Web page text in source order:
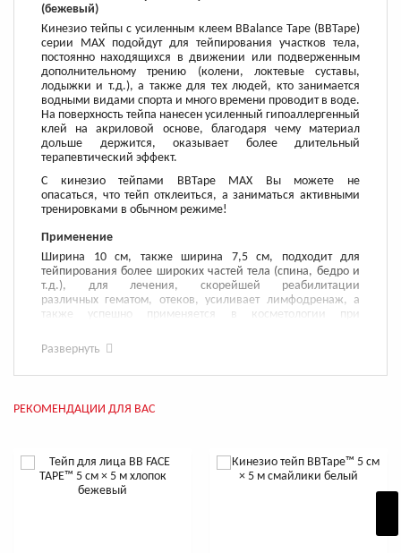
(бежевый)
Кинезио тейпы с усиленным клеем BBalance Tape (BBTape)
серии MAX подойдут для тейпирования участков тела,
постоянно находящихся в движении или подверженным
дополнительному трению (колени, локтевые суставы,
лодыжки и т.д.), а также для тех людей, кто занимается
водными видами спорта и много времени проводит в воде.
На поверхность тейпа нанесен усиленный гипоаллергенный
клей на акриловой основе, благодаря чему материал
дольше держится, оказывает более длительный
терапевтический эффект.
С кинезио тейпами BBTape MAX Вы можете не
опасаться, что тейп отклеиться, а заниматься активными
тренировками в обычном режиме!
Применение
Ширина 10 см, также ширина 7,5 см, подходит для
тейпирования более широких частей тела (спина, бедро и
т.д.), для лечения, скорейшей реабилитации
различных гематом, отеков, усиливает лимфодренаж, а
также успешно применяется в косметологии при
Кинезио тейпы BBTape, производимые в
исключает возникновение аллергических реакций.
Особенности
Развернуть
РЕКОМЕНДАЦИИ ДЛЯ ВАС